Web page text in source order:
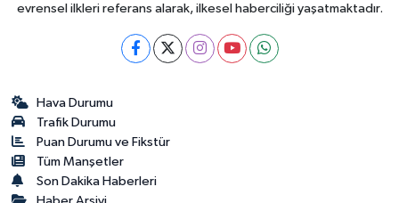
evrensel ilkleri referans alarak, ilkesel haberciliği yaşatmaktadır.
Hava Durumu
Trafik Durumu
Puan Durumu ve Fikstür
Tüm Manşetler
Son Dakika Haberleri
Haber Arşivi